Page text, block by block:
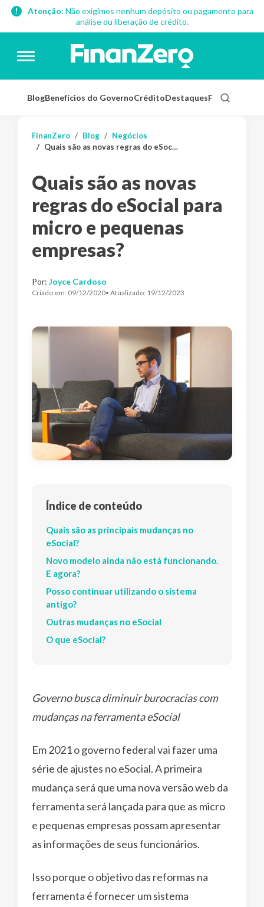
Atenção: Não exigimos nenhum depósito ou pagamento para
análise ou liberação de crédito.
BlogBenefícios do GovernoCréditoDestaquesFinanças
FinanZero Blog
Negócios
Quais são as novas regras do eSocial para micro e pequenas empresas?
Quais são as novas
regras do eSocial para
micro e pequenas
empresas?
Por: Joyce Cardoso
Criado em: 09/12/2020• Atualizado: 19/12/2023
Índice de conteúdo
Quais são as principais mudanças no
eSocial?
Novo modelo ainda não está funcionando.
E agora?
Posso continuar utilizando o sistema
antigo?
Outras mudanças no eSocial
O que eSocial?
Governo busca diminuir burocracias com
mudanças na ferramenta eSocial
Em 2021 o governo federal vai fazer uma
série de ajustes no eSocial. A primeira
mudança será que uma nova versão web da
ferramenta será lançada para que as micro
e pequenas empresas possam apresentar
as informações de seus funcionários.
Isso porque o objetivo das reformas na
ferramenta é fornecer um sistema